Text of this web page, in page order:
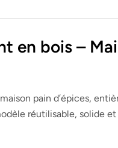
en bois –
24 tiroirs
pain d’épices,
réutilisable, solide